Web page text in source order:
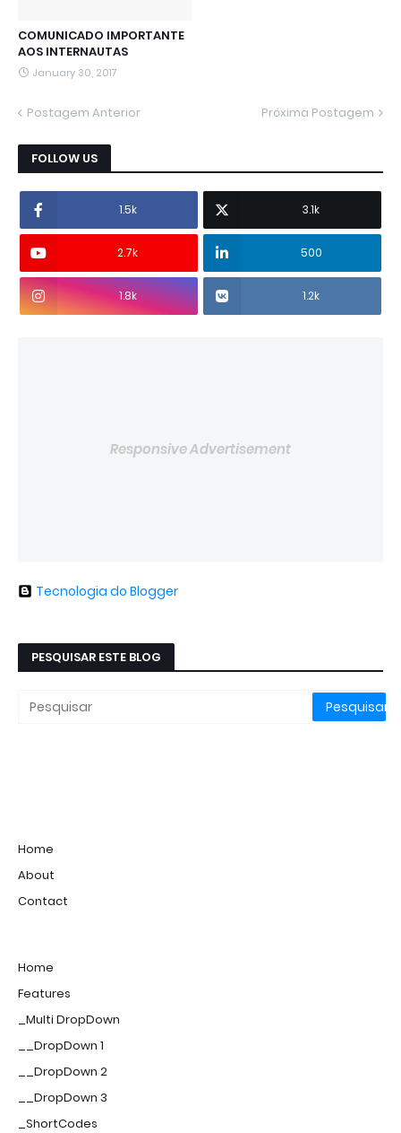
COMUNICADO IMPORTANTE
AOS INTERNAUTAS
January 30, 2017
Postagem Anterior Próxima Postagem
FOLLOW US
1.5k 3.1k
2.7k 500
1.8k 1.2k
Responsive Advertisement
Tecnologia do Blogger
PESQUISAR ESTE BLOG
Home
About
Contact
Home
Features
_Multi DropDown
__DropDown 1
__DropDown 2
__DropDown 3
_ShortCodes